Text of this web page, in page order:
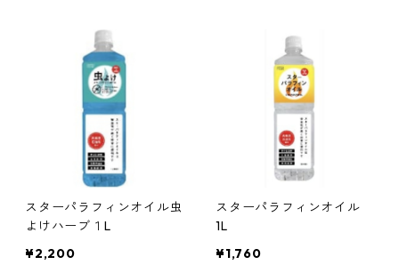
スターパラフィンオイル虫
よけハーブ１L
¥2,200
スターパラフィンオイル
1L
¥1,760